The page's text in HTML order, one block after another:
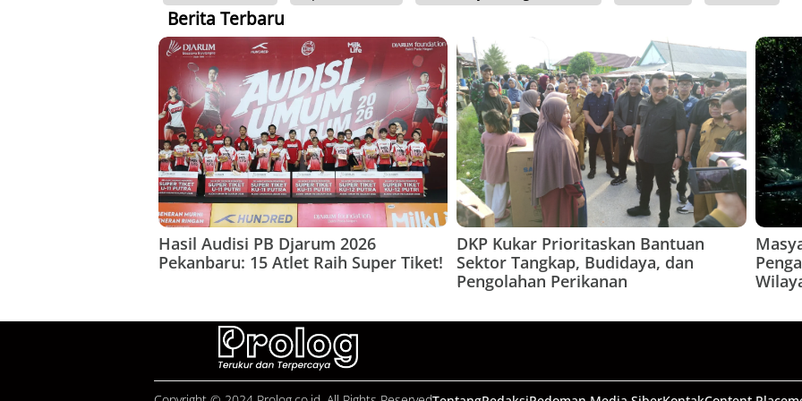
Berita Terbaru
Hasil Audisi PB Djarum 2026
Pekanbaru: 15 Atlet Raih Super Tiket!
DKP Kukar Prioritaskan Bantuan
Sektor Tangkap, Budidaya, dan
Pengolahan Perikanan